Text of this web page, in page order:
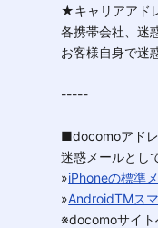
★キャリアアド
各携帯会社、迷
お客様自身で迷
-----
■docomoアド
迷惑メールとし
»iPhoneの標準
»AndroidTMス
※docomoサイト